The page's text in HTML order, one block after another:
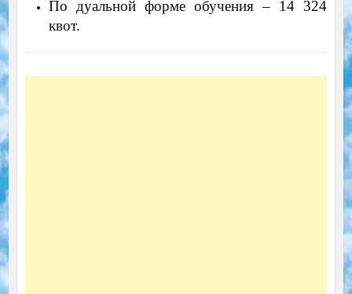
По дуальной форме обучения – 14 324
квот.